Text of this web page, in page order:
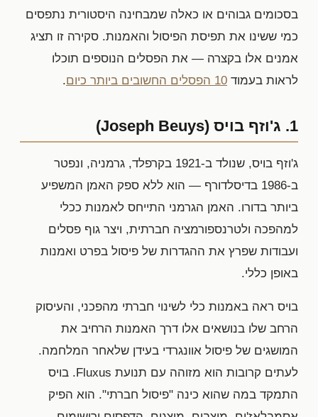
בסכומים גבוהים או כאלה שמבחינה היסטורית נתפסים
כמי ששינו את תפיסת הפיסול והאמנות. סקירה זו תציג
אמנים אלו בקצרה — את הפסלים הנוספים תוכלו
לראות בעמוד 10 הפסלים החשובים ביותר כיום .
1. ג'וזף בויס (Joseph Beuys)
ג'וזף בויס, שנולד ב-1921 בקרפלד, גרמניה, ונפטר
ב-1986 בדיסלדורף — הוא ללא ספק האמן המשפיע
ביותר בדורו. האמן הגרמני התייחס לאמנות ככלי
למהפכה ולטרנספורמציה חברתית, ויצר גוף פסלים
ועבודות שפרץ את ההגדרות של פיסול בפרט ואמנות
באופן כללי.
בויס ראה באמנות כלי לשינוי חברתי מהפכני, והעיסוק
הרחב שלו בנושאים אלו דרך האמנות הרחיב את
המושגים של פיסול אוונגרדי בעידן שלאחר המלחמה.
לעתים קרובות הוא מזוהה עם תנועת Fluxus. בויס
התמקד במה שהוא כינה "פיסול חברתי". הוא הפיק